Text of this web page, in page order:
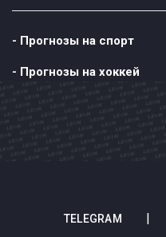
- Прогнозы на спорт
- Прогнозы на хоккей
TELEGRAM